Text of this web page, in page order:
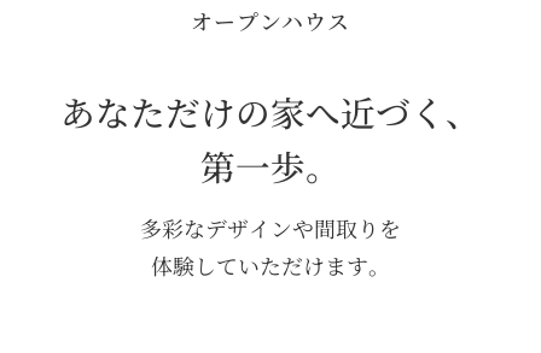
オープンハウス
あなただけの家へ近づく、
第一歩。
多彩なデザインや間取りを
体験していただけます。